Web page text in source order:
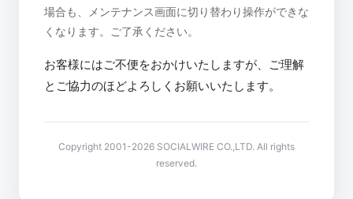
場合も、メンテナンス画面に切り替わり操作ができな
くなります。ご了承ください。
お客様にはご不便をおかけいたしますが、ご理解
とご協力のほどよろしくお願いいたします。
Copyright 2001-2026 SOCIALWIRE CO.,LTD. All rights
reserved.